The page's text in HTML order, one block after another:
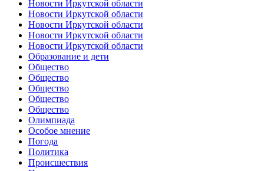
Новости Иркутской области
Новости Иркутской области
Новости Иркутской области
Новости Иркутской области
Новости Иркутской области
Образование и дети
Общество
Общество
Общество
Общество
Общество
Олимпиада
Особое мнение
Погода
Политика
Происшествия